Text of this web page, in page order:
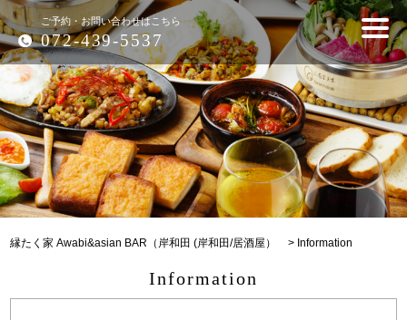
ご予約・お問い合わせはこちら
072-439-5537
縁たく家 Awabi&asian BAR（岸和田 (岸和田/居酒屋） > Information
Information